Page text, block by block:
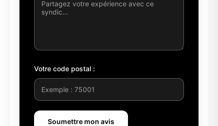
Votre code postal :
Soumettre mon avis